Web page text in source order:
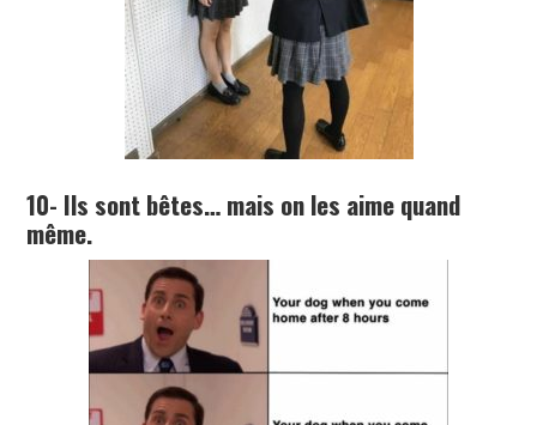
10- Ils sont bêtes… mais on les aime quand
même.